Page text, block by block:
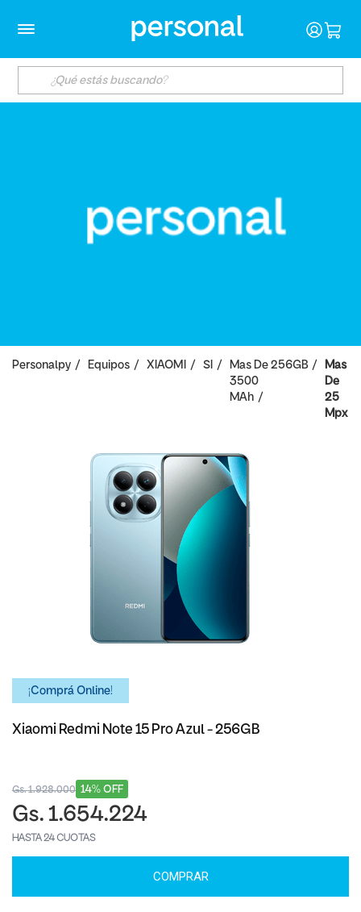
Personalpy Equipos XIAOMI SI
Mas De
3500
MAh
256GB
Mas
De
25
Mpx
¡Comprá Online!
Xiaomi Redmi Note 15 Pro Azul - 256GB
14% OFF
Gs. 1.928.000
Gs. 1.654.224
HASTA 24 CUOTAS
COMPRAR